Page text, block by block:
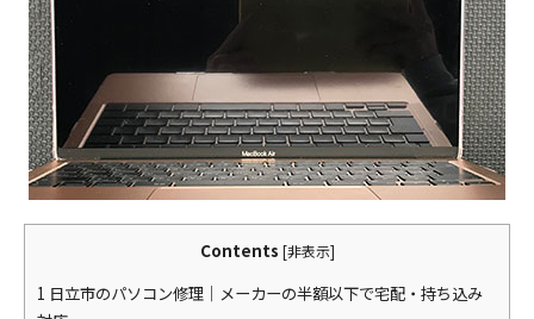
Contents [非表示]
1 日立市のパソコン修理｜メーカーの半額以下で宅配・持ち込み